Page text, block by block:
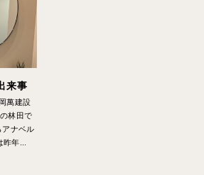
来事
萬建設
林田で
アナベル
昨年...